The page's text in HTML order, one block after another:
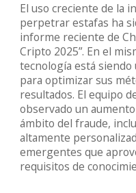
El uso creciente de la
perpetrar estafas ha
informe reciente de
Cripto 2025”. En el
tecnología está
para optimizar sus
resultados. El equipo
observado un
ámbito del fraude,
altamente
emergentes que
requisitos de